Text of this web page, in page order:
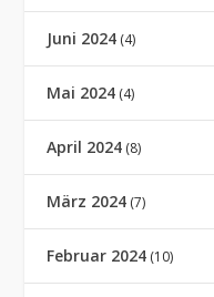
Juni 2024 (4)
Mai 2024 (4)
April 2024 (8)
März 2024 (7)
Februar 2024 (10)